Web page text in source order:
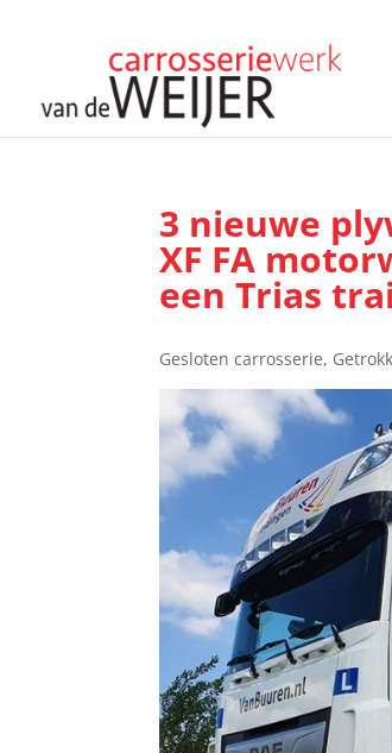
3 nieuwe
XF FA
een Trias
Gesloten carrosserie,